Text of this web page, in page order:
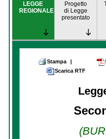
LEGGE
REGIONALE
Progetto
di Legge
presentato
Stampa |
Scarica RTF